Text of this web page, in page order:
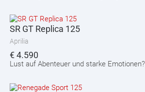
SR GT Replica 125
Aprilia
€4.590
Lust auf Abenteuer und starke Emotionen?